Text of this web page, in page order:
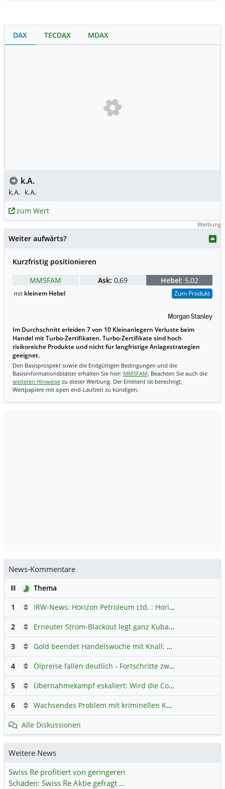
DAX TECDAX MDAX
k.A.
k.A. k.A.
zum Wert
Werbung
Weiter aufwärts?
Kurzfristig positionieren
MM5FAM
Ask: 0,69 Hebel: 5,02
mit kleinem Hebel Zum Produkt
Im Durchschnitt erleiden 7 von 10 Kleinanlegern Verluste beim
Handel mit Turbo-Zertifikaten. Turbo-Zertifikate sind hoch
risikoreiche Produkte und nicht für langfristige Anlagestrategien
geeignet.
Den Basisprospekt sowie die Endgültigen Bedingungen und die
Basisinformationsblätter erhalten Sie hier: MM5FAM. Beachten Sie auch die
weiteren Hinweise zu dieser Werbung. Der Emittent ist berechtigt,
Wertpapiere mit open end-Laufzeit zu kündigen.
News-Kommentare
PauseThema
1
IRW-News: Horizon Petroleum Ltd. : Horizon Petroleum beginnt mit der Testförderung im Projekt Lachowice in Polen und schließt die Platzierung einer überzeichneten Wandelanleihe ab
2 Erneuter Strom-Blackout legt ganz Kuba lahm
3 Gold beendet Handelswoche mit Knall: Barrick Mining – Ist diese Aktie wieder ein Kauf?
4 Ölpreise fallen deutlich - Fortschritte zwischen USA und Iran belasten
5 Übernahmekampf eskaliert: Wird die Commerzbank italienisch?
6 Wachsendes Problem mit kriminellen Kunden im Online-Handel
Alle Diskussionen
Weitere News
Swiss Re profitiert von geringeren
Schäden: Swiss Re Aktie gefragt …